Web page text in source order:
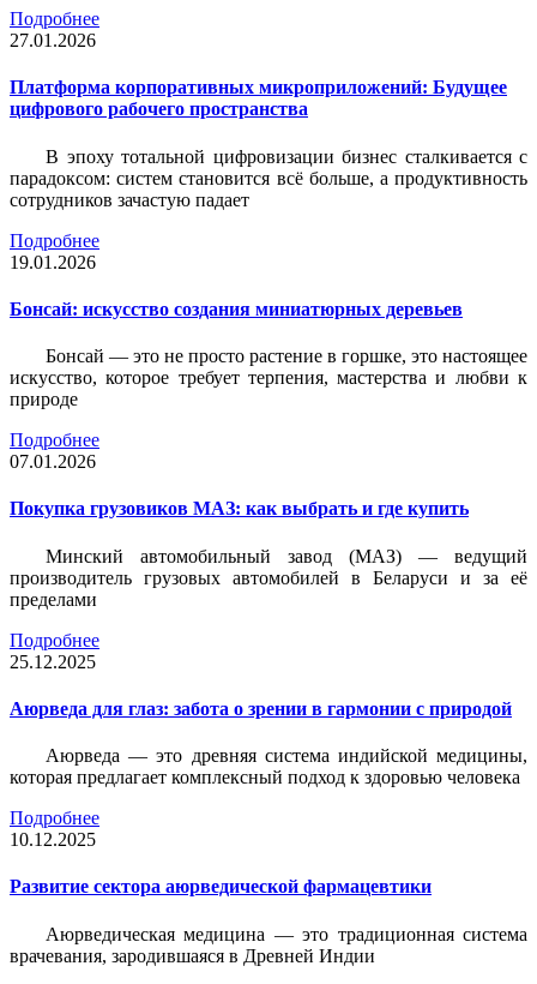
Подробнее
27.01.2026
Платформа корпоративных микроприложений: Будущее
цифрового рабочего пространства
В эпоху тотальной цифровизации бизнес сталкивается с
парадоксом: систем становится всё больше, а продуктивность
сотрудников зачастую падает
Подробнее
19.01.2026
Бонсай: искусство создания миниатюрных деревьев
Бонсай — это не просто растение в горшке, это настоящее
искусство, которое требует терпения, мастерства и любви к
природе
Подробнее
07.01.2026
Покупка грузовиков МАЗ: как выбрать и где купить
Минский автомобильный завод (МАЗ) — ведущий
производитель грузовых автомобилей в Беларуси и за её
пределами
Подробнее
25.12.2025
Аюрведа для глаз: забота о зрении в гармонии с природой
Аюрведа — это древняя система индийской медицины,
которая предлагает комплексный подход к здоровью человека
Подробнее
10.12.2025
Развитие сектора аюрведической фармацевтики
Аюрведическая медицина — это традиционная система
врачевания, зародившаяся в Древней Индии